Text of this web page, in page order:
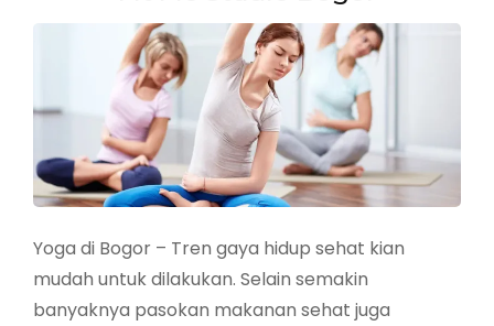
Yoga di Bogor – Tren gaya hidup sehat kian
mudah untuk dilakukan. Selain semakin
banyaknya pasokan makanan sehat juga